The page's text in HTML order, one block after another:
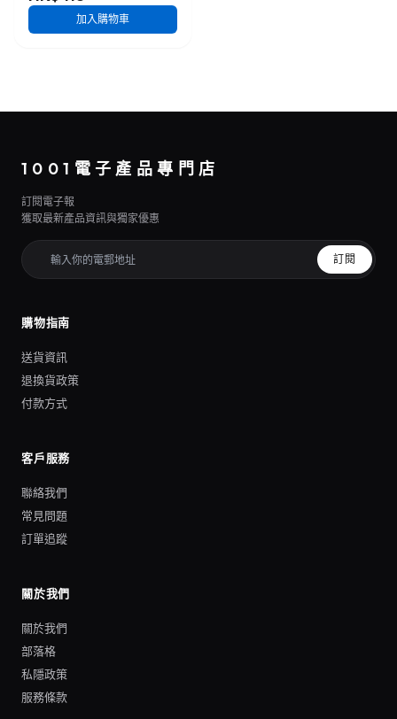
加入購物車
1001電子產品專門店
訂閱電子報
獲取最新產品資訊與獨家優惠
訂閱
購物指南
送貨資訊
退換貨政策
付款方式
客戶服務
聯絡我們
常見問題
訂單追蹤
關於我們
關於我們
部落格
私隱政策
服務條款